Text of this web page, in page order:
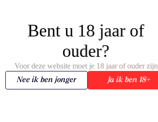
Bent u 18 jaar of
ouder?
Voor deze website moet je 18 jaar of ouder zijn
Ja ik ben 18+
Nee ik ben jonger